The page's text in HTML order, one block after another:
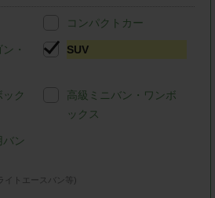
コンパクトカー
・
SUV
ク
高級ミニバン・ワンボ
ックス
ン
イトエースバン等)